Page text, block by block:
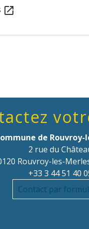
open_in_new
de Rouvroy-
2 rue du
Rouvroy-les-
+33 3 44 51 40
Contact par